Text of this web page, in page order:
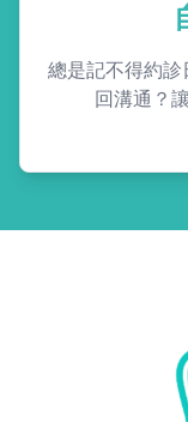
總是記不得約診
回溝通？